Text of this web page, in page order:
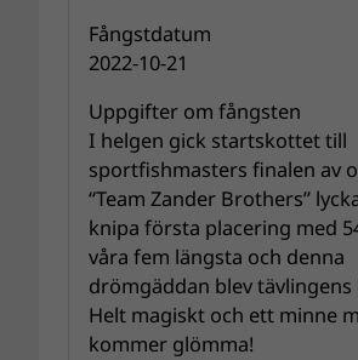
Fångstdatum
2022-10-21
Uppgifter om fångsten
I helgen gick startskottet till
sportfishmasters finalen av
“Team Zander Brothers”
knipa första placering med
våra fem längsta och denna
drömgäddan blev tävlingens
Helt magiskt och ett minne
kommer glömma!